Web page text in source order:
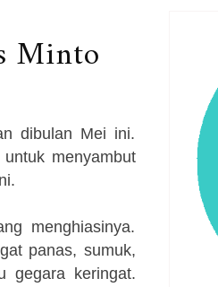
Minto
dibulan Mei ini.
menyambut
menghiasinya.
panas, sumuk,
gegara keringat.